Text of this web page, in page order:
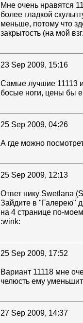
Мне очень нравятся
более гладкой
меньше, потому что
закрытость (на мой
23 Sep 2009, 15:16
Самые лучшие 11113
босые ноги, цены бы
25 Sep 2009, 04:26
А где можно
25 Sep 2009, 12:13
Ответ нику Swetlana
Зайдите в "Галерею"
на 4 странице по-
:wink:
25 Sep 2009, 17:52
Вариант 11118 мне
челюсть ему
27 Sep 2009, 14:37